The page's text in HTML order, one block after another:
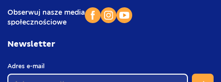
Obserwuj nasze media
społecznościowe
Newsletter
Adres e-mail(
w